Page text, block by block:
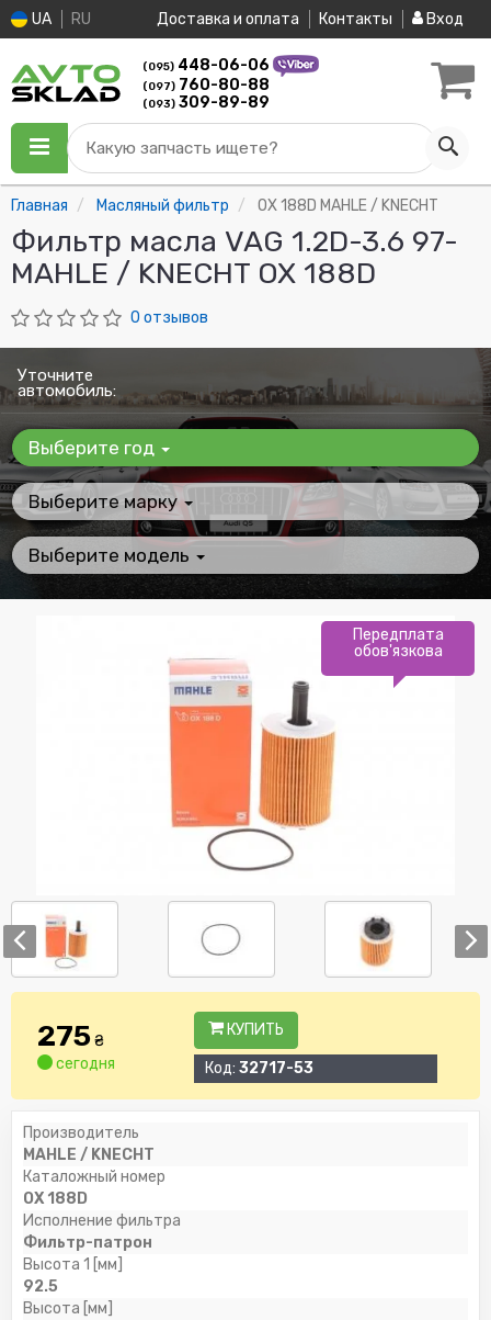
UA RU Доставка и оплата Контакты Вход
(095) 448-06-06
(097) 760-80-88
(093) 309-89-89
Какую запчасть ищете?
Главная Масляный фильтр OX 188D MAHLE / KNECHT
Фильтр масла VAG 1.2D-3.6 97-
MAHLE / KNECHT OX 188D
0 отзывов
Уточните
автомобиль:
Выберите год
Выберите марку
Выберите модель
Передплата
обов'язкова
275₴
сегодня
КУПИТЬ
Код: 32717-53
Производитель
MAHLE / KNECHT
Каталожный номер
OX 188D
Исполнение фильтра
Фильтр-патрон
Высота 1 [мм]
92.5
Высота [мм]